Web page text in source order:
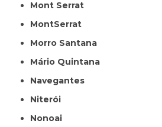
Mont Serrat
MontSerrat
Morro Santana
Mário Quintana
Navegantes
Niterói
Nonoai